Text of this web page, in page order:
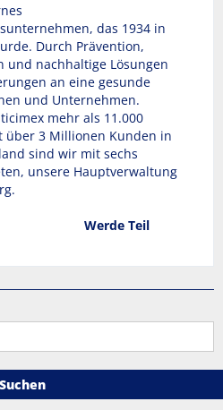
das 1934 in
Durch Prävention,
und nachhaltige Lösungen
an eine gesunde
und Unternehmen.
mehr als 11.000
3 Millionen Kunden in
sind wir mit sechs
unsere Hauptverwaltung
Teil
Suchen